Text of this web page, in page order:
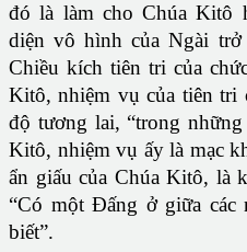
đó là làm cho Chúa Kitô
diện vô hình của Ngài
Chiều kích tiên tri của
Kitô, nhiệm vụ của tiên tri
độ tương lai, “trong những
Kitô, nhiệm vụ ấy là mạc
ẩn giấu của Chúa Kitô, là
“Có một Đấng ở giữa các
biết”.